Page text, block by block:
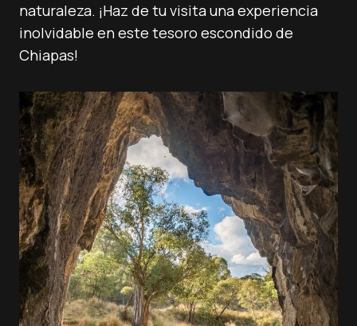
naturaleza. ¡Haz de tu visita una experiencia
inolvidable en este tesoro escondido de
Chiapas!